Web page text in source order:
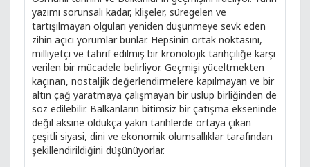
yazımı sorunsalı kadar, klişeler, süregelen ve
tartışılmayan olguları yeniden düşünmeye sevk eden
zihin açıcı yorumlar bunlar. Hepsinin ortak noktasını,
milliyetçi ve tahrif edilmiş bir kronolojik tarihçiliğe karşı
verilen bir mücadele belirliyor. Geçmişi yüceltmekten
kaçınan, nostaljik değerlendirmelere kapılmayan ve bir
altın çağ yaratmaya çalışmayan bir üslup birliğinden de
söz edilebilir. Balkanların bitimsiz bir çatışma ekseninde
değil aksine oldukça yakın tarihlerde ortaya çıkan
çeşitli siyasi, dini ve ekonomik olumsallıklar tarafından
şekillendirildiğini düşünüyorlar.